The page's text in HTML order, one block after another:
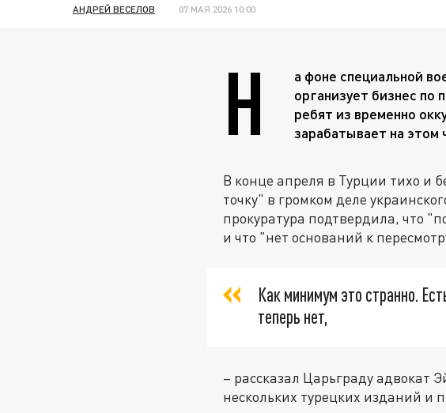
АНДРЕЙ ВЕСЕЛОВ 07 МАЯ 2026 10:00
Н
а фоне специальной
организует бизнес по
ребят из временно
зарабатывает на этом
В конце апреля в Турции тихо и
точку" в громком деле
прокуратура подтвердила, что
и что "нет оснований к
Как минимум это странно.
теперь нет,
– рассказал Царьграду адвокат
нескольких турецких изданий и